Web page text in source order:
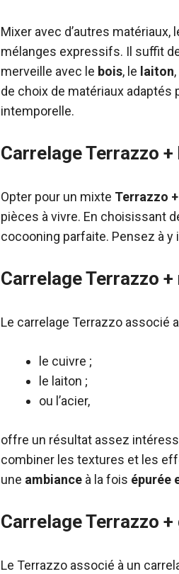
Mixer avec d’autres
mélanges expressifs. Il suffit
merveille avec le bois, le laiton
de choix de matériaux
intemporelle.
Carrelage Terrazzo +
Opter pour un mixte Terrazzo
pièces à vivre. En choisissant
cocooning parfaite. Pensez à
Carrelage Terrazzo
Le carrelage Terrazzo associé
le cuivre ;
le laiton ;
ou l’acier,
offre un résultat assez
combiner les textures et les
une ambiance à la fois épurée
Carrelage Terrazzo
Le Terrazzo associé à un